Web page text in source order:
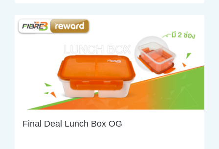
Final Deal Lunch Box OG